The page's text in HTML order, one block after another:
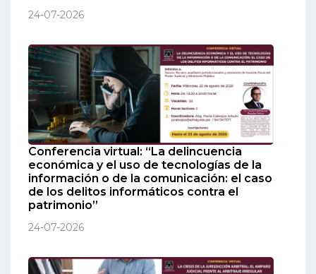
24-07-2026
Conferencia virtual: “La delincuencia
económica y el uso de tecnologías de la
información o de la comunicación: el caso
de los delitos informáticos contra el
patrimonio”
24-07-2026